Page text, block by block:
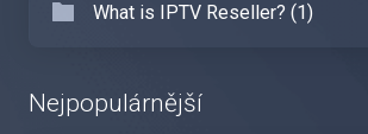
What is IPTV Reseller? (1)
Nejpopulárnější